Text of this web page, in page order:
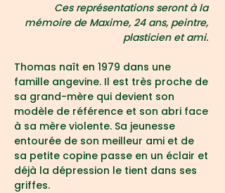
Ces représentations seront à la
mémoire de Maxime, 24 ans, peintre,
plasticien et ami.
Thomas naît en 1979 dans une
famille angevine. Il est très proche de
sa grand-mère qui devient son
modèle de référence et son abri face
à sa mère violente. Sa jeunesse
entourée de son meilleur ami et de
sa petite copine passe en un éclair et
déjà la dépression le tient dans ses
griffes.